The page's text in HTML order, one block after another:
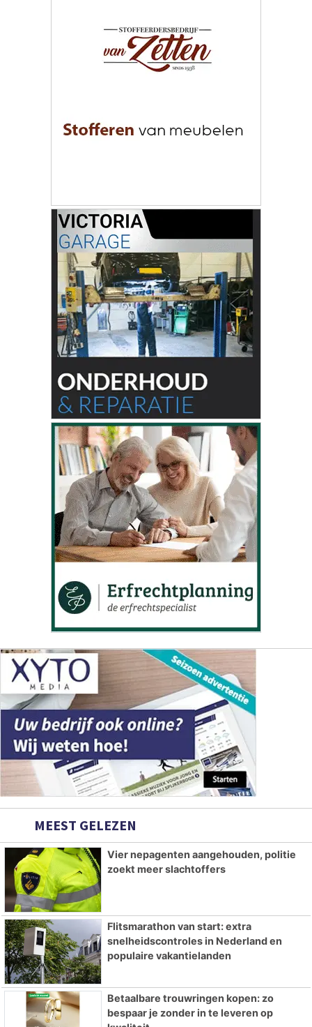
MEEST GELEZEN
Vier nepagenten aangehouden, politie
zoekt meer slachtoffers
Flitsmarathon van start: extra
snelheidscontroles in Nederland en
populaire vakantielanden
Betaalbare trouwringen kopen: zo
bespaar je zonder in te leveren op